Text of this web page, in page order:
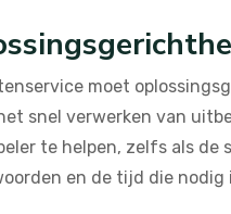
moet
snel verwerken van
te helpen, zelfs als
en de tijd die nodig